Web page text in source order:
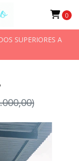
SUPERIORES A
0